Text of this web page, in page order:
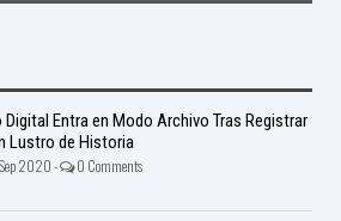
Digital Entra en Modo Archivo Tras Registrar
Lustro de Historia
2020 - 0 Comments